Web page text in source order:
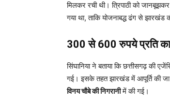
मिलकर रची थी। त्रिपाठी को
गया था, ताकि योजनाबद्ध ढंग से झारखंड
300 से 600 रुपये प्रति
सिंघानिया ने बताया कि छत्तीसगढ़ की
गई। इसके तहत झारखंड में आपूर्ति की जा
विनय चौबे की निगरानीमें की गई।